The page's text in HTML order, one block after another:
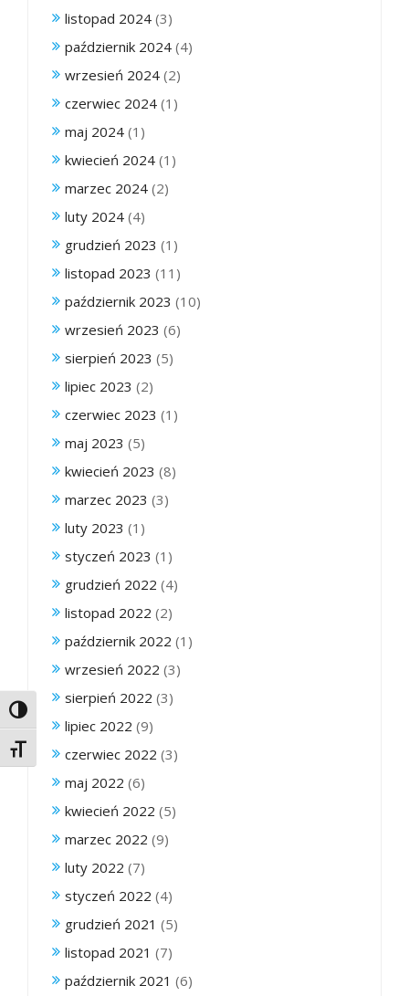
Toggle High Contrast
Toggle Font size
listopad 2024 (3)
październik 2024 (4)
wrzesień 2024 (2)
czerwiec 2024 (1)
maj 2024 (1)
kwiecień 2024 (1)
marzec 2024 (2)
luty 2024 (4)
grudzień 2023 (1)
listopad 2023 (11)
październik 2023 (10)
wrzesień 2023 (6)
sierpień 2023 (5)
lipiec 2023 (2)
czerwiec 2023 (1)
maj 2023 (5)
kwiecień 2023 (8)
marzec 2023 (3)
luty 2023 (1)
styczeń 2023 (1)
grudzień 2022 (4)
listopad 2022 (2)
październik 2022 (1)
wrzesień 2022 (3)
sierpień 2022 (3)
lipiec 2022 (9)
czerwiec 2022 (3)
maj 2022 (6)
kwiecień 2022 (5)
marzec 2022 (9)
luty 2022 (7)
styczeń 2022 (4)
grudzień 2021 (5)
listopad 2021 (7)
październik 2021 (6)